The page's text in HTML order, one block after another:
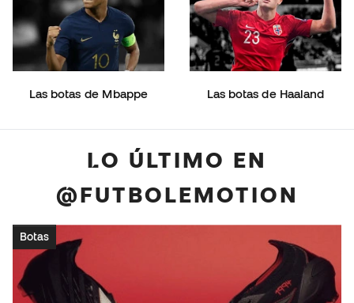
Las botas de Mbappe Las botas de Haaland
LO ÚLTIMO EN
@FUTBOLEMOTION
Botas